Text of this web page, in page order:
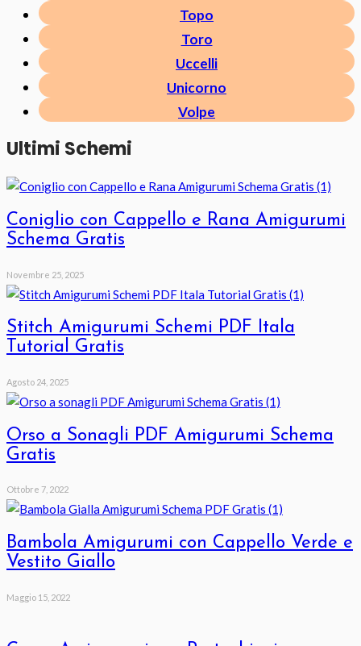
Topo
Toro
Uccelli
Unicorno
Volpe
Ultimi Schemi
Coniglio con Cappello e Rana Amigurumi
Schema Gratis
Novembre 25, 2025
Stitch Amigurumi Schemi PDF Itala
Tutorial Gratis
Agosto 24, 2025
Orso a Sonagli PDF Amigurumi Schema
Gratis
Ottobre 7, 2022
Bambola Amigurumi con Cappello Verde e
Vestito Giallo
Maggio 15, 2022